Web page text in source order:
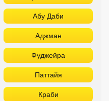
Абу Даби
Аджман
Фуджейра
Паттайя
Краби